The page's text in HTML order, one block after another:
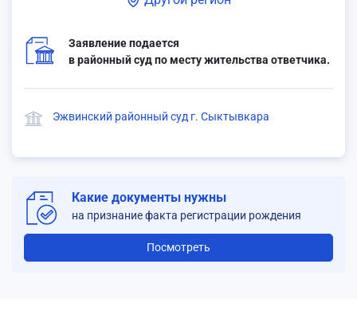
Заявление подается
в районный суд по месту жительства ответчика.
Эжвинский районный суд г. Сыктывкара
Какие документы нужны
на признание факта регистрации рождения
Посмотреть